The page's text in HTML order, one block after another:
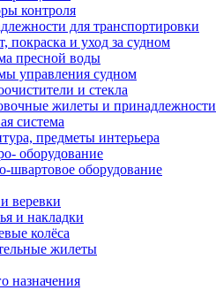
контроля
для транспортировки
покраска и уход за судном
пресной воды
управления судном
и стекла
жилеты и принадлежности
система
предметы интерьера
оборудование
швартовое оборудование
веревки
и накладки
колёса
жилеты
назначения